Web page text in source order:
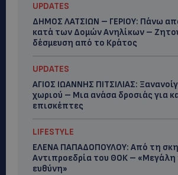
UPDATES
ΔΗΜΟΣ ΛΑΤΣΙΩΝ – ΓΕΡΙΟΥ: Πάνω
κατά των Δομών Ανηλίκων –
δέσμευση από το Κράτος
UPDATES
ΑΓΙΟΣ ΙΩΑΝΝΗΣ ΠΙΤΣΙΛΙΑΣ:
χωριού – Μια ανάσα δροσιάς για
επισκέπτες
LIFESTYLE
ΕΛΕΝΑ ΠΑΠΑΔΟΠΟΥΛΟΥ: Από τη
Αντιπροεδρία του ΘΟΚ – «Μεγάλη
ευθύνη»